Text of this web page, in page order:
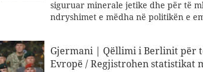
siguruar minerale jetike dhe për të
ndryshimet e mëdha në politikën e
Gjermani | Qëllimi i Berlinit për
Evropë / Regjistrohen statistikat